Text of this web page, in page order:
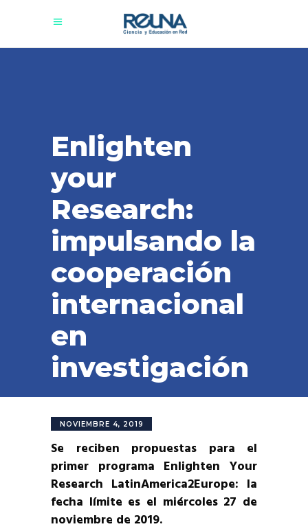
Enlighten
your
Research:
impulsando la
cooperación
internacional
en
investigación
NOVIEMBRE 4, 2019
Se reciben propuestas para el
primer programa Enlighten Your
Research LatinAmerica2Europe: la
fecha límite es el miércoles 27 de
noviembre de 2019.